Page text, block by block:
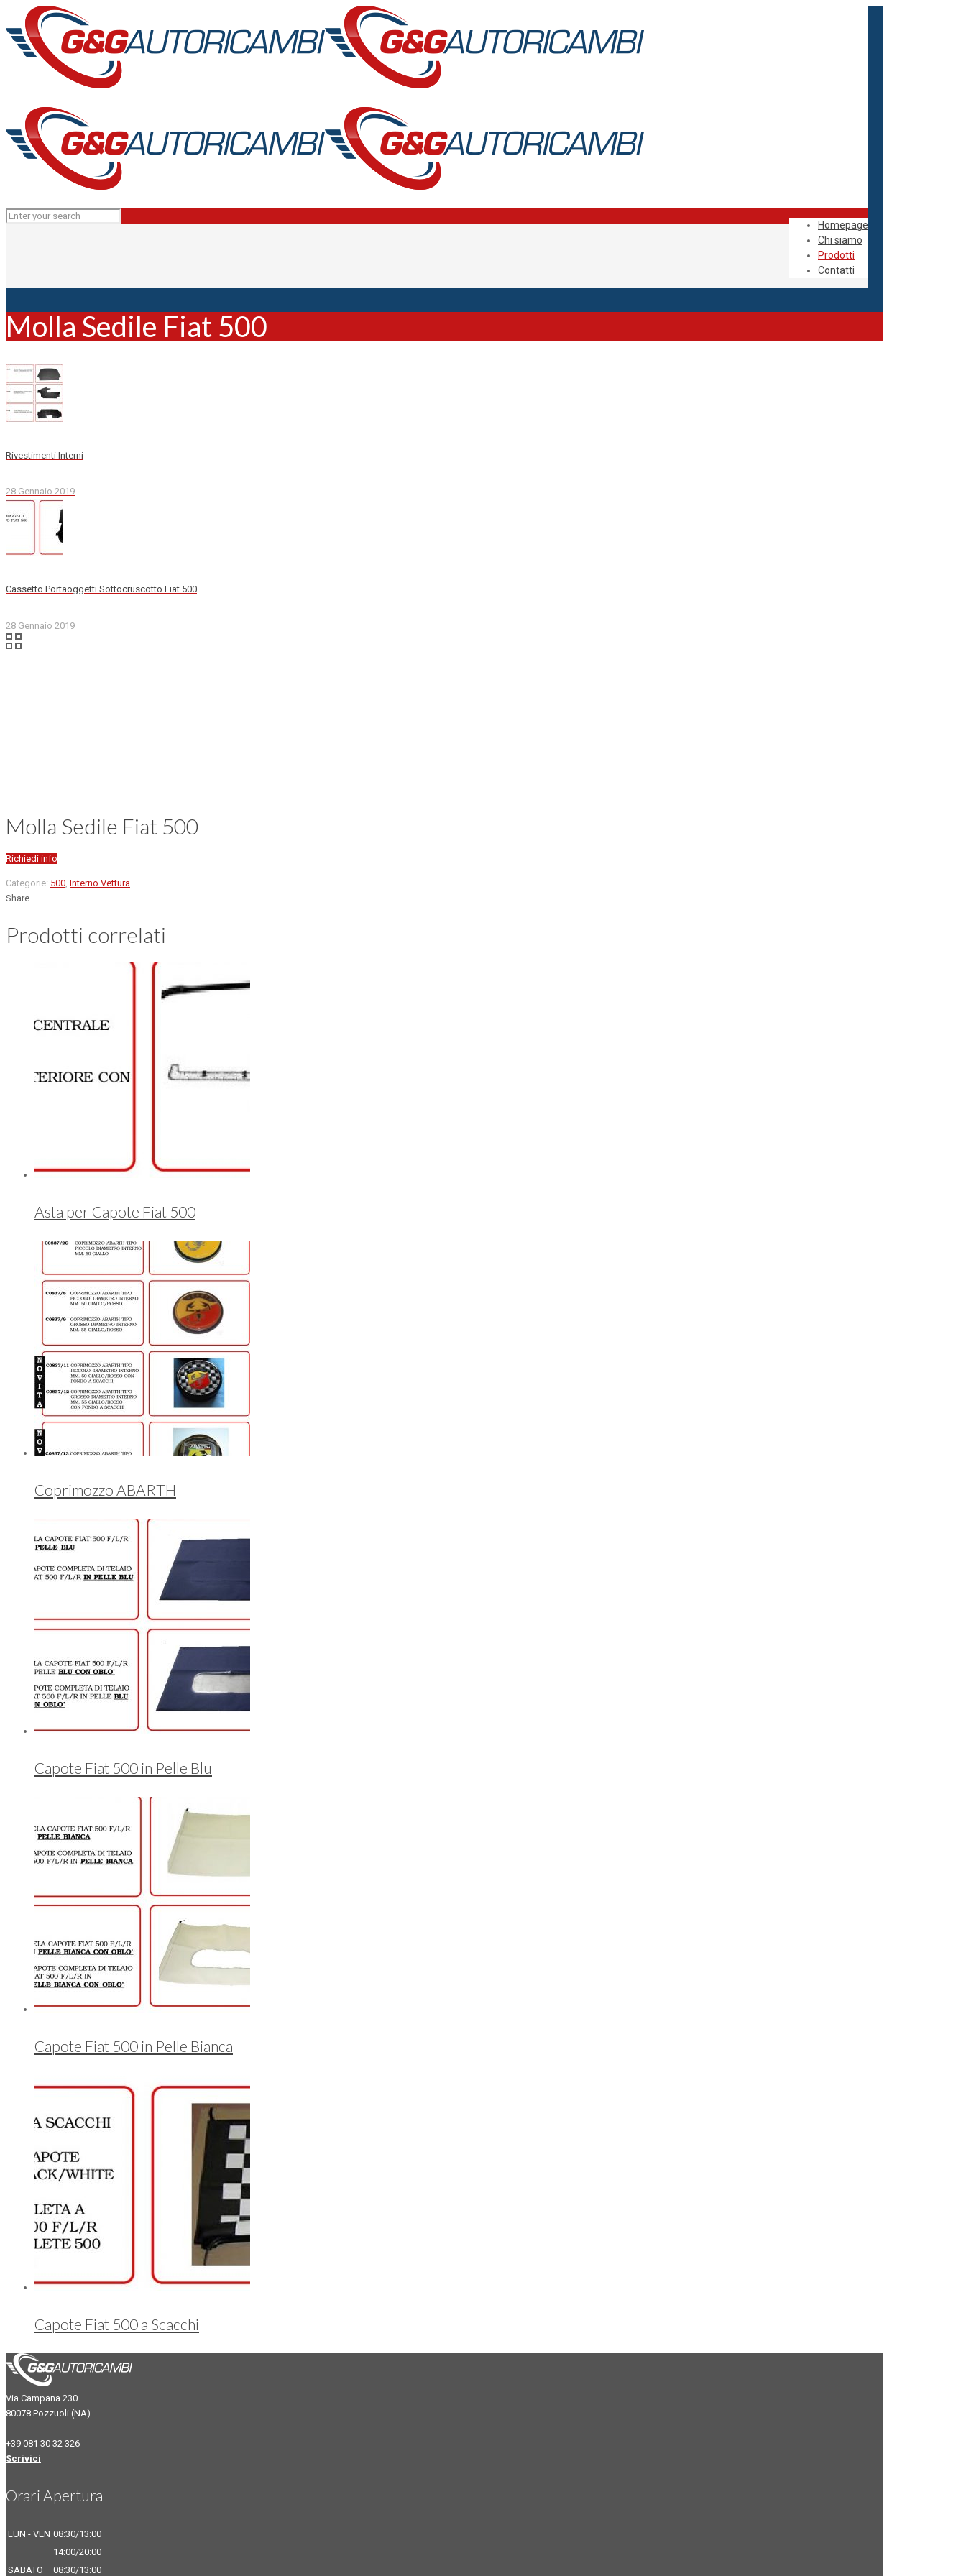
Homepage
Chi siamo
Prodotti
Contatti
Molla Sedile Fiat 500
Rivestimenti Interni
28 Gennaio 2019
Cassetto Portaoggetti Sottocruscotto Fiat 500
28 Gennaio 2019
Molla Sedile Fiat 500
Richiedi info
Categorie: 500 Interno Vettura
Share
Prodotti correlati
Asta per Capote Fiat 500
Coprimozzo ABARTH
Capote Fiat 500 in Pelle Blu
Capote Fiat 500 in Pelle Bianca
Capote Fiat 500 a Scacchi
Via Campana 230
80078 Pozzuoli (NA)
+39 081 30 32 326
Scrivici
Orari Apertura
LUN - VEN 08:30/13:00
14:00/20:00
SABATO
08:30/13:00